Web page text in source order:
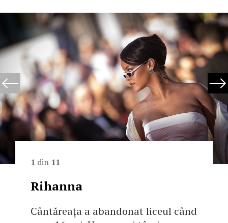
1 din 11
Rihanna
Cântăreața a abandonat liceul când